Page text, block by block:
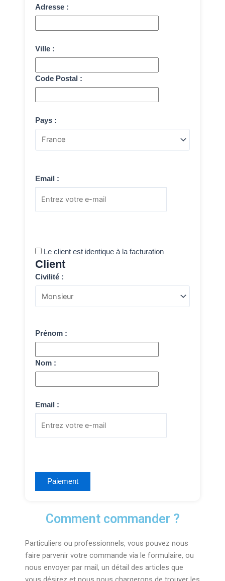
Adresse :
Ville :
Code Postal :
Pays :
Email :
Le client est identique à la facturation
Client
Civilité :
Prénom :
Nom :
Email :
Comment commander ?
Particuliers ou professionnels, vous pouvez nous
faire parvenir votre commande via le formulaire, ou
nous envoyer par mail, un détail des articles que